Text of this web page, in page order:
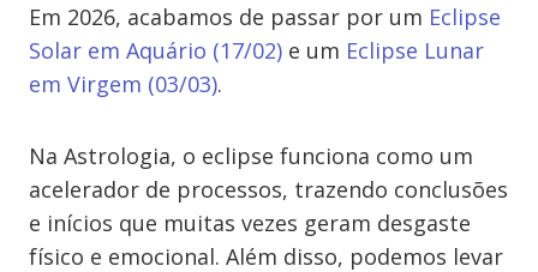
Em 2026, acabamos de passar por um Eclipse
Solar em Aquário (17/02) e um Eclipse Lunar
em Virgem (03/03).
Na Astrologia, o eclipse funciona como um
acelerador de processos, trazendo conclusões
e inícios que muitas vezes geram desgaste
físico e emocional. Além disso, podemos levar